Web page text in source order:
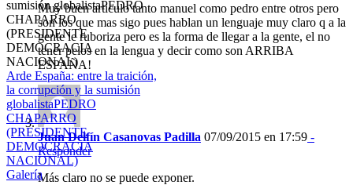
Arde España: entre la traición,
la corrupción y la sumisión
globalistaPEDRO
CHAPARRO
(PRESIDENTE
DEMOCRACIA
NACIONAL)
Galería
Muy buen articulo tanto manuel como pedro entre otros pero
son los que mas sigo pues hablan un lenguaje muy claro q a la
gente le ruboriza pero es la forma de llegar a la gente, el no
tener pelos en la lengua y decir como son ARRIBA
ESPAÑA!
Juan Delfín Casanovas Padilla 07/09/2015 en 17:59 -
Responder
Más claro no se puede exponer.